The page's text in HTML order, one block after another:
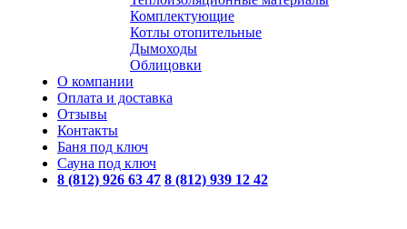
Комплектующие
Котлы отопительные
Дымоходы
Облицовки
О компании
Оплата и доставка
Отзывы
Контакты
Баня под ключ
Сауна под ключ
8 (812) 926 63 47 8 (812) 939 12 42